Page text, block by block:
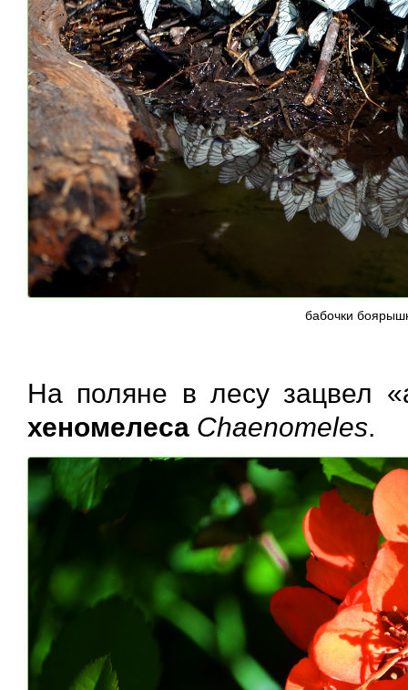
бабочки
На поляне в лесу зацвел
хеномелеса Chaenomeles.